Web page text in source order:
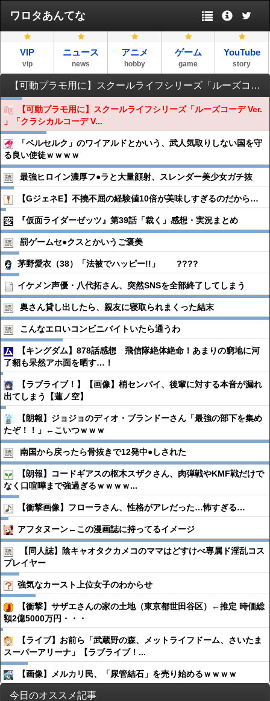
ワロタあんてな
VIP
vip
ニュース
news
アニメ
hobby
ゲーム
game
YouTube
story
【可動プラモ用に】スクールライフシリーズ「ルーズコーデ Ver. 」「クラシカルコーデ Ver.」「アクティブコーデ Ver.」ドール衣装【予約開始】
【可動プラモ用に】スクールライフシリーズ「ルーズコーデ Ver.
」「クラシカルコーデ V...
「ベルセルク」のワイアルドとかいう、武人気取りしない国を守
る良い使徒ｗｗｗｗ
最強ヒロイン濃厚フ●︎ラと大量顔射、スレンダー美少女ガチ抜
【GジェネE】不撓不屈の経験値10倍が美味しすぎるのだから…
『仮面ライダーゼッツ』第39話「裁く」感想・実況まとめ
罰ゲームセ●︎クスとかいうご褒美
茅野愛衣（38）「法被でハッピー!!」 ????
イケメン声優・八代拓さん、突然SNSを全部終了してしまう
奥さん貸し出したら、親友に寝取られまくった結末
こんなエロいコンビニバイトいたら通うわ
【キングダム】878話感想 飛信隊絶体絶命！あまりの窮地に河
了貂も呆然アホ面を晒す…！
【ラブライブ！】【画像】梢センパイ、後輩に対する本音が漏れ
出てしまう【蓮ノ空】
【朗報】ジョジョのディオ・ブランドーさん「最強の部下を集め
たぞ！！」←こいつｗｗｗ
南国から戻ったら骨抜きで12発中●︎しされた
【朗報】コードギアスの枢木スザクさん、肉弾戦やKMF戦だけで
なく口喧嘩まで強過ぎるｗｗｗｗ...
【衝撃画像】フローラさん、性格がアレだった…怖すぎる…
アフタヌーン←この漫画誌に持ってるイメージ
【同人誌】陰キャオタクカメコのママはどすけべ専属ド淫乱コス
プレイヤー
強気なカースト上位女子のわからせ
【衝撃】サザエさんの家の土地（東京都世田谷区）←推定 時価総
額2億5000万円・・・
【ライブ】お前ら「武蔵野の森、メットライフドーム、さいたま
スーパーアリーナ」【ラブライブ！...
【画像】メルカリ民、「尿管結石」を売り始めるｗｗｗｗ
今日のオススメ記事